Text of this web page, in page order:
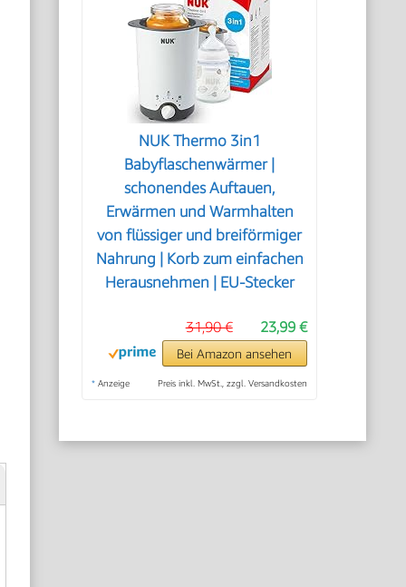
NUK Thermo 3in1
Babyflaschenwärmer |
schonendes Auftauen,
Erwärmen und Warmhalten
von flüssiger und breiförmiger
Nahrung | Korb zum einfachen
Herausnehmen | EU-Stecker
23,99 €
31,90 €
Bei Amazon ansehen
* Anzeige Preis inkl. MwSt., zzgl. Versandkosten